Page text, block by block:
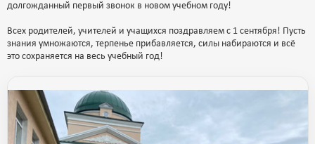
долгожданный первый звонок в новом учебном году!
Всех родителей, учителей и учащихся поздравляем с 1 сентября! Пусть
знания умножаются, терпенье прибавляется, силы набираются и всё
это сохраняется на весь учебный год!